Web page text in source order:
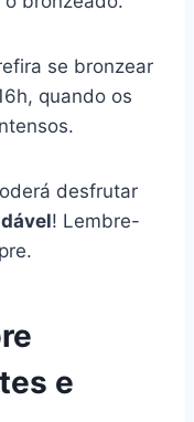
se bronzear
quando os
desfrutar
! Lembre-
e